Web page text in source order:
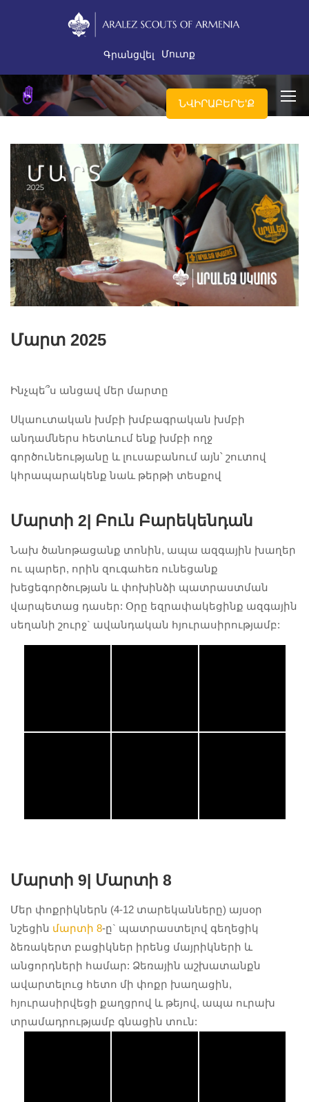
Գրանցվել Մուտք
ՆՎԻՐԱԲԵՐԵ'Ք
Մարտ 2025
Ինչպե՞ս անցավ մեր մարտը
Սկաուտական խմբի խմբագրական խմբի
անդամներս հետևում ենք խմբի ողջ
գործունեությանը և լուսաբանում այն՝ շուտով
կհրապարակենք նաև թերթի տեսքով
Մարտի 2| Բուն Բարեկենդան
Նախ ծանոթացանք տոնին, ապա ազգային խաղեր
ու պարեր, որին զուգահեռ ունեցանք
խեցեգործության և փոխինձի պատրաստման
վարպետաց դասեր: Օրը եզրափակեցինք ազգային
սեղանի շուրջ` ավանդական հյուրասիրությամբ:
Մարտի 9| Մարտի 8
Մեր փոքրիկներն (4-12 տարեկանները) այսօր
նշեցին մարտի 8-ը` պատրաստելով գեղեցիկ
ձեռակերտ բացիկներ իրենց մայրիկների և
անցորդների համար: Ձեռային աշխատանքն
ավարտելուց հետո մի փոքր խաղացին,
հյուրասիրվեցի քաղցրով և թեյով, ապա ուրախ
տրամադրությամբ գնացին տուն: